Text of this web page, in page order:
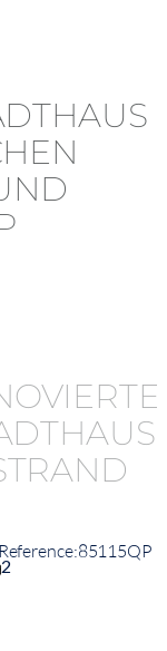
2
85115QP